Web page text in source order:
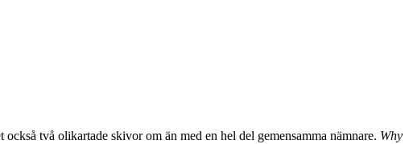
två olikartade skivor om än med en hel del gemensamma nämnare. Why